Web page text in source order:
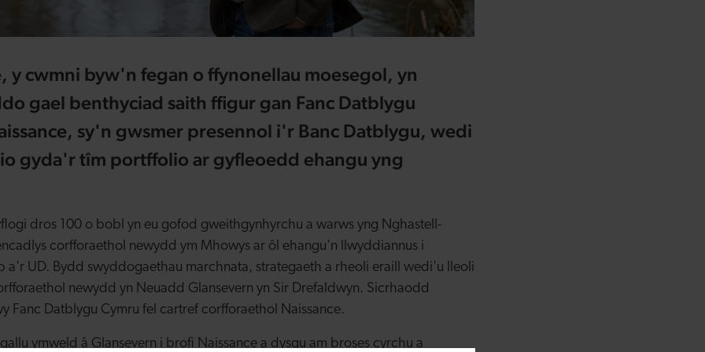
y cwmni byw'n fegan o ffynonellau moesegol, yn
gael benthyciad saith ffigur gan Fanc Datblygu
sy'n gwsmer presennol i'r Banc Datblygu, wedi
gyda'r tîm portffolio ar gyfleoedd ehangu yng
dros 100 o bobl yn eu gofod gweithgynhyrchu a warws yng Nghastell-
corfforaethol newydd ym Mhowys ar ôl ehangu'n llwyddiannus i
a'r UD. Bydd swyddogaethau marchnata, strategaeth a rheoli eraill wedi'u lleoli
newydd yn Neuadd Glansevern yn Sir Drefaldwyn. Sicrhaodd
Fanc Datblygu Cymru fel cartref corfforaethol Naissance.
ymweld â Glansevern i brofi Naissance a dysgu am broses cyrchu a